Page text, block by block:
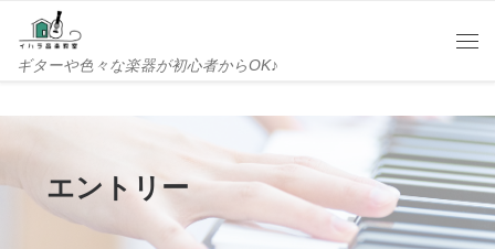
Skip to content
ギターや色々な楽器が初心者からOK♪
エントリー